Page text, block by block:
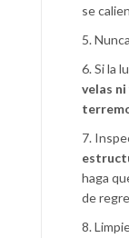
se
5.
6. Si la
velas
7.
haga
de
8.